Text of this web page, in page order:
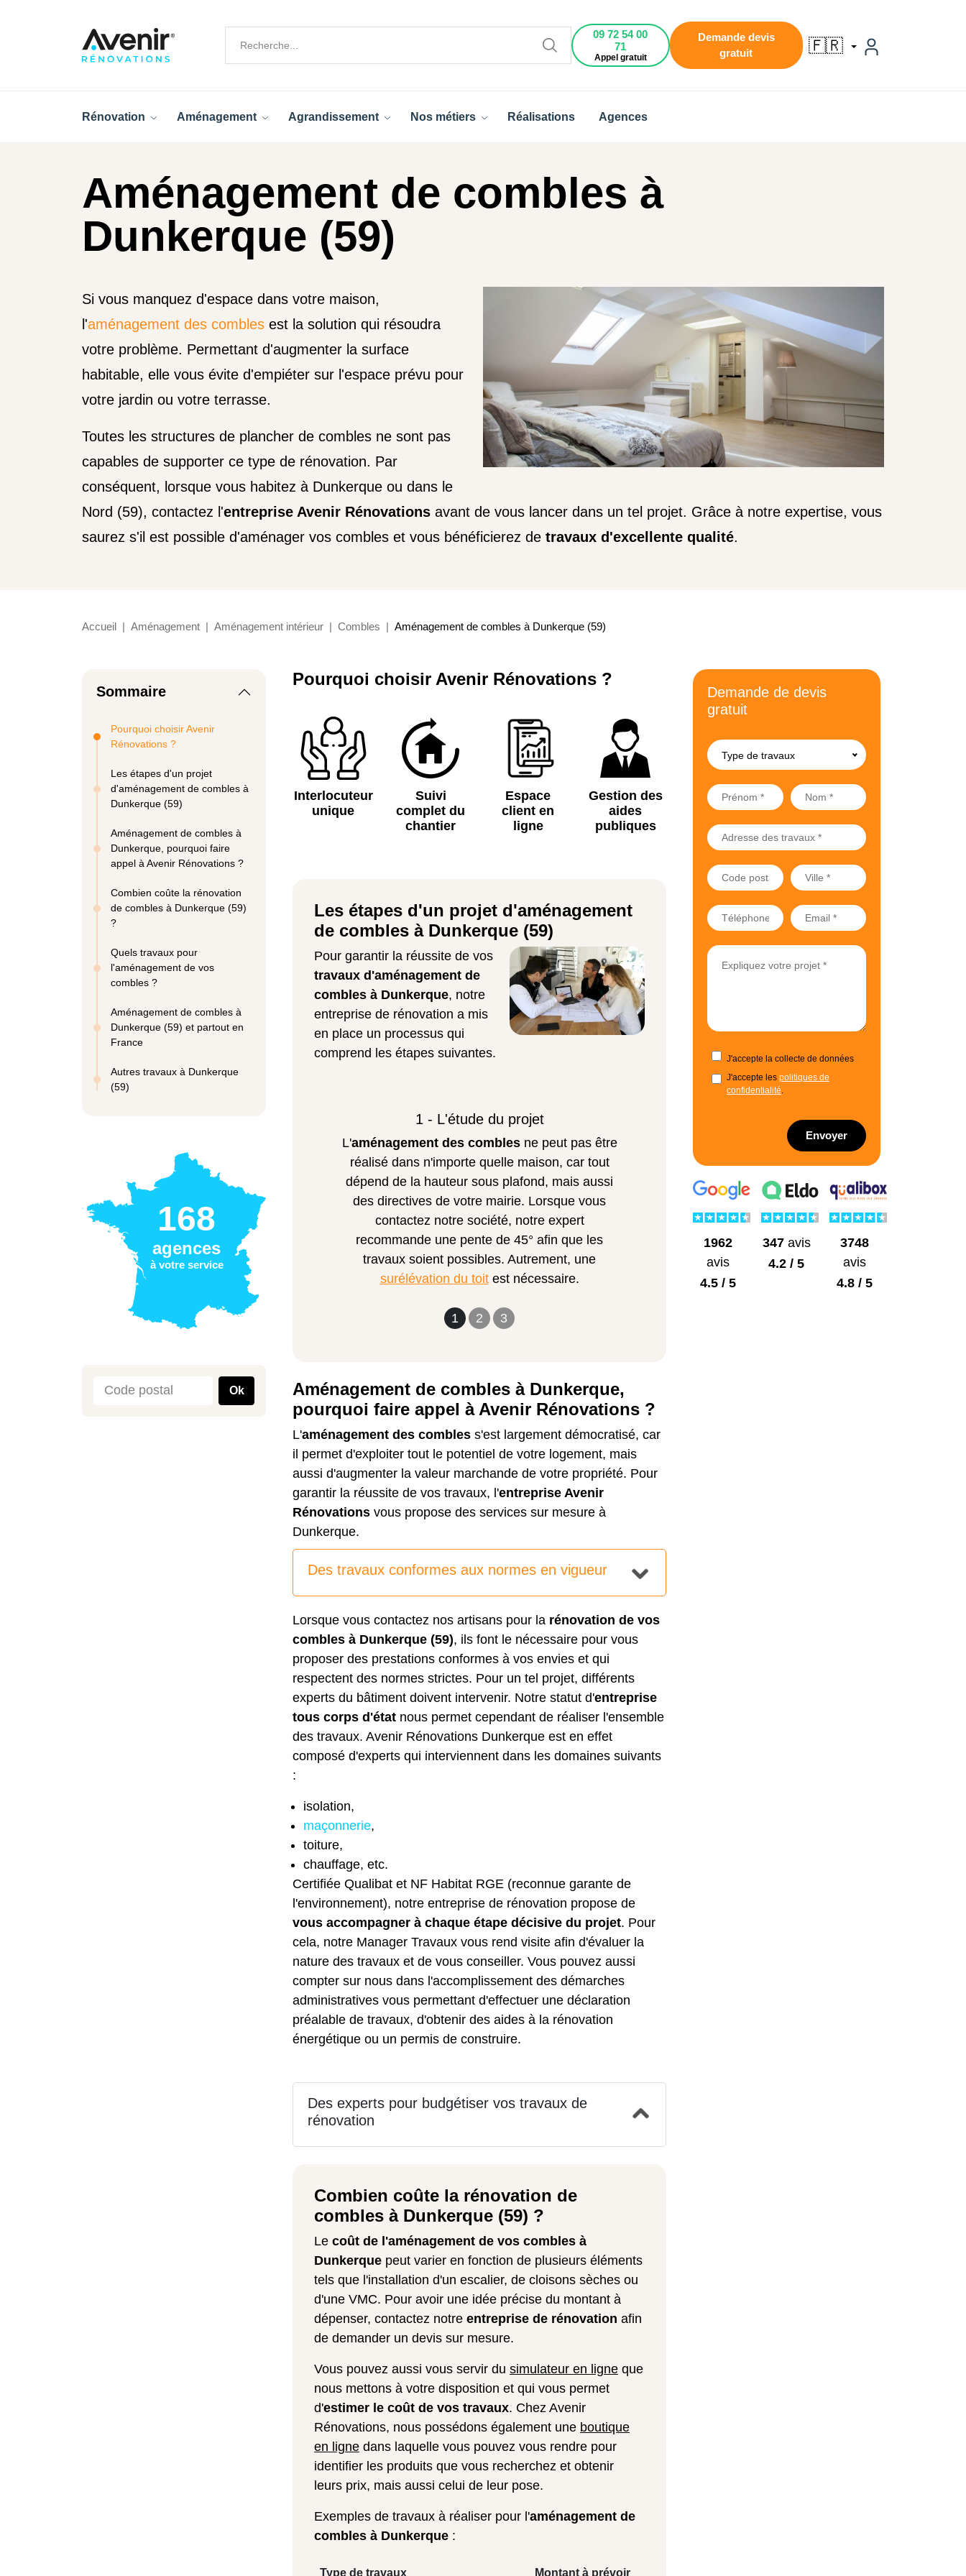
09 72 54 00
71
Appel gratuit
Demande devis
gratuit
🇫🇷
Rénovation Aménagement Agrandissement Nos métiers Réalisations Agences
Aménagement de combles à
Dunkerque (59)
Si vous manquez d'espace dans votre maison,
l'aménagement des combles est la solution qui résoudra
votre problème. Permettant d'augmenter la surface
habitable, elle vous évite d'empiéter sur l'espace prévu pour
votre jardin ou votre terrasse.
Toutes les structures de plancher de combles ne sont pas
capables de supporter ce type de rénovation. Par
conséquent, lorsque vous habitez à Dunkerque ou dans le
Nord (59), contactez l'entreprise Avenir Rénovations avant de vous lancer dans un tel projet. Grâce à notre expertise, vous
saurez s'il est possible d'aménager vos combles et vous bénéficierez de travaux d'excellente qualité.
Accueil Aménagement Aménagement intérieur Combles Aménagement de combles à Dunkerque (59)
Sommaire
Pourquoi choisir Avenir
Rénovations ?
Les étapes d'un projet
d'aménagement de combles à
Dunkerque (59)
Aménagement de combles à
Dunkerque, pourquoi faire
appel à Avenir Rénovations ?
Combien coûte la rénovation
de combles à Dunkerque (59)
?
Quels travaux pour
l'aménagement de vos
combles ?
Aménagement de combles à
Dunkerque (59) et partout en
France
Autres travaux à Dunkerque
(59)
168
agences
à votre service
Ok
Pourquoi choisir Avenir Rénovations ?
Interlocuteur
unique
Suivi
complet du
chantier
Espace
client en
ligne
Gestion des
aides
publiques
Les étapes d'un projet d'aménagement
de combles à Dunkerque (59)
Pour garantir la réussite de vos
travaux d'aménagement de
combles à Dunkerque, notre
entreprise de rénovation a mis
en place un processus qui
comprend les étapes suivantes.
1 2 3
1 - L'étude du projet
L'aménagement des comblesne peut pas être
réalisé dans n'importe quelle maison, car tout
dépend de la hauteur sous plafond, mais aussi
des directives de votre mairie. Lorsque vous
contactez notre société, notre expert
recommande une pente de 45° afin que les
travaux soient possibles. Autrement, une
surélévation du toitest nécessaire.
Aménagement de combles à Dunkerque,
pourquoi faire appel à Avenir Rénovations ?
L'aménagement des combles s'est largement démocratisé, car
il permet d'exploiter tout le potentiel de votre logement, mais
aussi d'augmenter la valeur marchande de votre propriété. Pour
garantir la réussite de vos travaux, l'entreprise Avenir
Rénovations vous propose des services sur mesure à
Dunkerque.
Des travaux conformes aux normes en vigueur
Lorsque vous contactez nos artisans pour la rénovation de vos
combles à Dunkerque (59), ils font le nécessaire pour vous
proposer des prestations conformes à vos envies et qui
respectent des normes strictes. Pour un tel projet, différents
experts du bâtiment doivent intervenir. Notre statut d'entreprise
tous corps d'état nous permet cependant de réaliser l'ensemble
des travaux. Avenir Rénovations Dunkerque est en effet
composé d'experts qui interviennent dans les domaines suivants
:
isolation,
maçonnerie,
toiture,
chauffage, etc.
Certifiée Qualibat et NF Habitat RGE (reconnue garante de
l'environnement), notre entreprise de rénovation propose de
vous accompagner à chaque étape décisive du projet. Pour
cela, notre Manager Travaux vous rend visite afin d'évaluer la
nature des travaux et de vous conseiller. Vous pouvez aussi
compter sur nous dans l'accomplissement des démarches
administratives vous permettant d'effectuer une déclaration
préalable de travaux, d'obtenir des aides à la rénovation
énergétique ou un permis de construire.
Des experts pour budgétiser vos travaux de
rénovation
Combien coûte la rénovation de
combles à Dunkerque (59) ?
Le coût de l'aménagement de vos combles à
Dunkerque peut varier en fonction de plusieurs éléments
tels que l'installation d'un escalier, de cloisons sèches ou
d'une VMC. Pour avoir une idée précise du montant à
dépenser, contactez notre entreprise de rénovation afin
de demander un devis sur mesure.
Vous pouvez aussi vous servir du simulateur en ligne que
nous mettons à votre disposition et qui vous permet
d'estimer le coût de vos travaux. Chez Avenir
Rénovations, nous possédons également une boutique
en ligne dans laquelle vous pouvez vous rendre pour
identifier les produits que vous recherchez et obtenir
leurs prix, mais aussi celui de leur pose.
Exemples de travaux à réaliser pour l'aménagement de
combles à Dunkerque :
Type de travaux Montant à prévoir
Demande de devis
gratuit
Type de travaux
J'accepte la collecte de données
J'accepte les politiques de
confidentialité.
Envoyer
1962
avis
4.5 / 5
347avis
4.2 / 5
3748
avis
4.8 / 5